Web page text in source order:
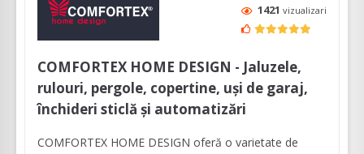
1421 vizualizari
COMFORTEX HOME DESIGN - Jaluzele,
rulouri, pergole, copertine, uși de garaj,
închideri sticlă și automatizări
COMFORTEX HOME DESIGN oferă o varietate de